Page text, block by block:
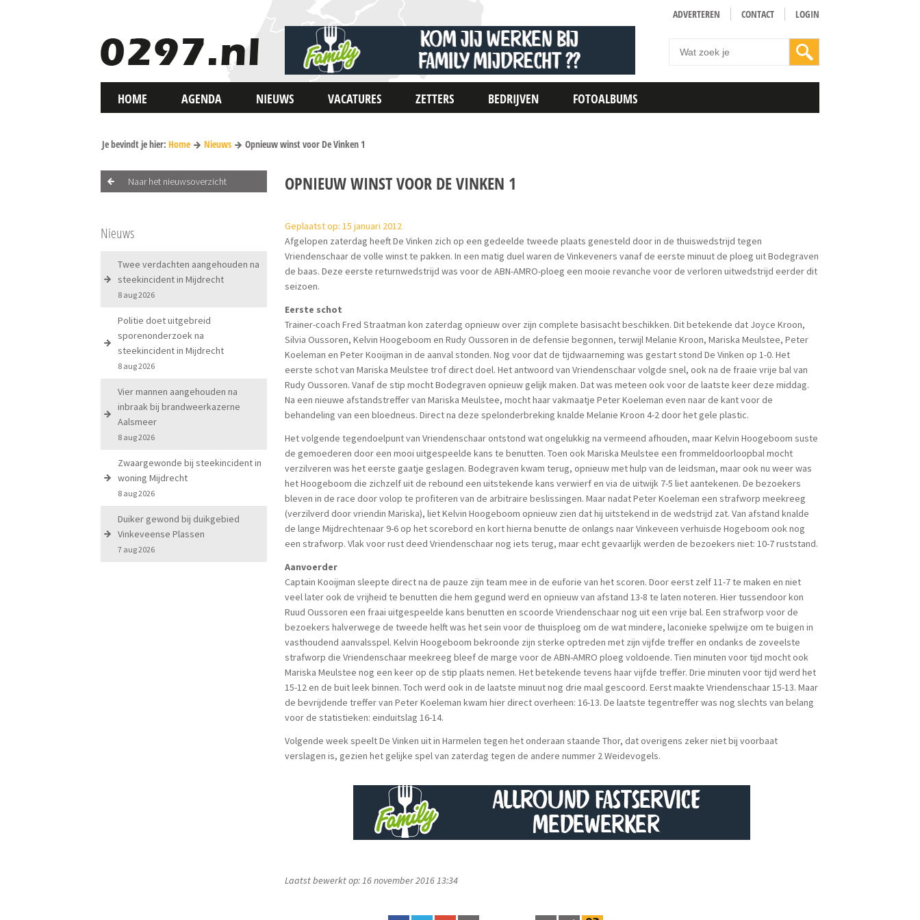
ADVERTEREN CONTACT LOGIN
HOME AGENDA NIEUWS VACATURES ZETTERS BEDRIJVEN FOTOALBUMS
Je bevindt je hier: Home Nieuws Opnieuw winst voor De Vinken 1
Naar het nieuwsoverzicht
Nieuws
Twee verdachten aangehouden na
steekincident in Mijdrecht
8 aug 2026
Politie doet uitgebreid
sporenonderzoek na
steekincident in Mijdrecht
8 aug 2026
Vier mannen aangehouden na
inbraak bij brandweerkazerne
Aalsmeer
8 aug 2026
Zwaargewonde bij steekincident in
woning Mijdrecht
8 aug 2026
Duiker gewond bij duikgebied
Vinkeveense Plassen
7 aug 2026
OPNIEUW WINST VOOR DE VINKEN 1
Geplaatst op: 15 januari 2012
Afgelopen zaterdag heeft De Vinken zich op een gedeelde tweede plaats genesteld door in de thuiswedstrijd tegen
Vriendenschaar de volle winst te pakken. In een matig duel waren de Vinkeveners vanaf de eerste minuut de ploeg uit Bodegraven
de baas. Deze eerste returnwedstrijd was voor de ABN-AMRO-ploeg een mooie revanche voor de verloren uitwedstrijd eerder dit
seizoen.
Eerste schot
Trainer-coach Fred Straatman kon zaterdag opnieuw over zijn complete basisacht beschikken. Dit betekende dat Joyce Kroon,
Silvia Oussoren, Kelvin Hoogeboom en Rudy Oussoren in de defensie begonnen, terwijl Melanie Kroon, Mariska Meulstee, Peter
Koeleman en Peter Kooijman in de aanval stonden. Nog voor dat de tijdwaarneming was gestart stond De Vinken op 1-0. Het
eerste schot van Mariska Meulstee trof direct doel. Het antwoord van Vriendenschaar volgde snel, ook na de fraaie vrije bal van
Rudy Oussoren. Vanaf de stip mocht Bodegraven opnieuw gelijk maken. Dat was meteen ook voor de laatste keer deze middag.
Na een nieuwe afstandstreffer van Mariska Meulstee, mocht haar vakmaatje Peter Koeleman even naar de kant voor de
behandeling van een bloedneus. Direct na deze spelonderbreking knalde Melanie Kroon 4-2 door het gele plastic.
Het volgende tegendoelpunt van Vriendenschaar ontstond wat ongelukkig na vermeend afhouden, maar Kelvin Hoogeboom suste
de gemoederen door een mooi uitgespeelde kans te benutten. Toen ook Mariska Meulstee een frommeldoorloopbal mocht
verzilveren was het eerste gaatje geslagen. Bodegraven kwam terug, opnieuw met hulp van de leidsman, maar ook nu weer was
het Hoogeboom die zichzelf uit de rebound een uitstekende kans verwierf en via de uitwijk 7-5 liet aantekenen. De bezoekers
bleven in de race door volop te profiteren van de arbitraire beslissingen. Maar nadat Peter Koeleman een strafworp meekreeg
(verzilverd door vriendin Mariska), liet Kelvin Hoogeboom opnieuw zien dat hij uitstekend in de wedstrijd zat. Van afstand knalde
de lange Mijdrechtenaar 9-6 op het scorebord en kort hierna benutte de onlangs naar Vinkeveen verhuisde Hogeboom ook nog
een strafworp. Vlak voor rust deed Vriendenschaar nog iets terug, maar echt gevaarlijk werden de bezoekers niet: 10-7 ruststand.
Aanvoerder
Captain Kooijman sleepte direct na de pauze zijn team mee in de euforie van het scoren. Door eerst zelf 11-7 te maken en niet
veel later ook de vrijheid te benutten die hem gegund werd en opnieuw van afstand 13-8 te laten noteren. Hier tussendoor kon
Ruud Oussoren een fraai uitgespeelde kans benutten en scoorde Vriendenschaar nog uit een vrije bal. Een strafworp voor de
bezoekers halverwege de tweede helft was het sein voor de thuisploeg om de wat mindere, laconieke spelwijze om te buigen in
vasthoudend aanvalsspel. Kelvin Hoogeboom bekroonde zijn sterke optreden met zijn vijfde treffer en ondanks de zoveelste
strafworp die Vriendenschaar meekreeg bleef de marge voor de ABN-AMRO ploeg voldoende. Tien minuten voor tijd mocht ook
Mariska Meulstee nog een keer op de stip plaats nemen. Het betekende tevens haar vijfde treffer. Drie minuten voor tijd werd het
15-12 en de buit leek binnen. Toch werd ook in de laatste minuut nog drie maal gescoord. Eerst maakte Vriendenschaar 15-13. Maar
de bevrijdende treffer van Peter Koeleman kwam hier direct overheen: 16-13. De laatste tegentreffer was nog slechts van belang
voor de statistieken: einduitslag 16-14.
Volgende week speelt De Vinken uit in Harmelen tegen het onderaan staande Thor, dat overigens zeker niet bij voorbaat
verslagen is, gezien het gelijke spel van zaterdag tegen de andere nummer 2 Weidevogels.
Laatst bewerkt op: 16 november 2016 13:34